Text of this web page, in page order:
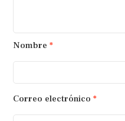
Nombre *
Correo electrónico *